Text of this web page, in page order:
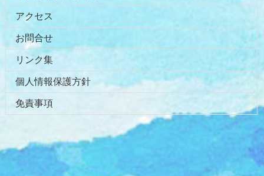
アクセス
お問合せ
リンク集
個人情報保護方針
免責事項